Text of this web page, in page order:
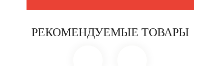
РЕКОМЕНДУЕМЫЕ ТОВАРЫ